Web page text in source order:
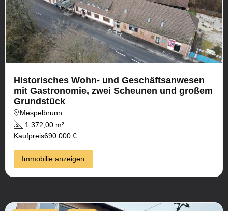
Historisches Wohn- und Geschäftsanwesen
mit Gastronomie, zwei Scheunen und großem
Grundstück
Mespelbrunn
1.372,00 m²
Kaufpreis690.000 €
Immobilie anzeigen